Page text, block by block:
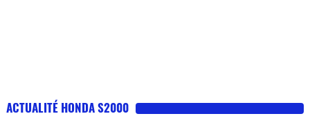
ACTUALITÉ HONDA S2000